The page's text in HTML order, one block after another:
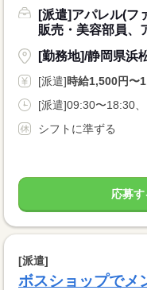
[派遣]アパレル(フ
販売・美容部員、
[勤務地]/静岡県浜
[派遣]時給1,500円〜
[派遣]09:30〜18:30
シフトに準ずる
応募す
[派遣]
ボスショップでメ